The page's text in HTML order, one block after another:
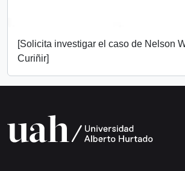
[Solicita investigar el caso de Nelson
Curiñir]